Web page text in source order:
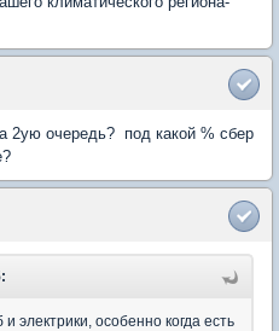
2ую очередь? под какой % сбер
электрики, особенно когда есть